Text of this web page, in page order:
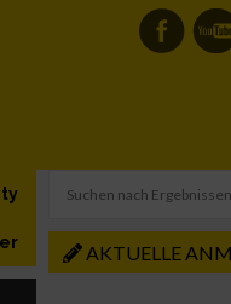
AKTUELLE